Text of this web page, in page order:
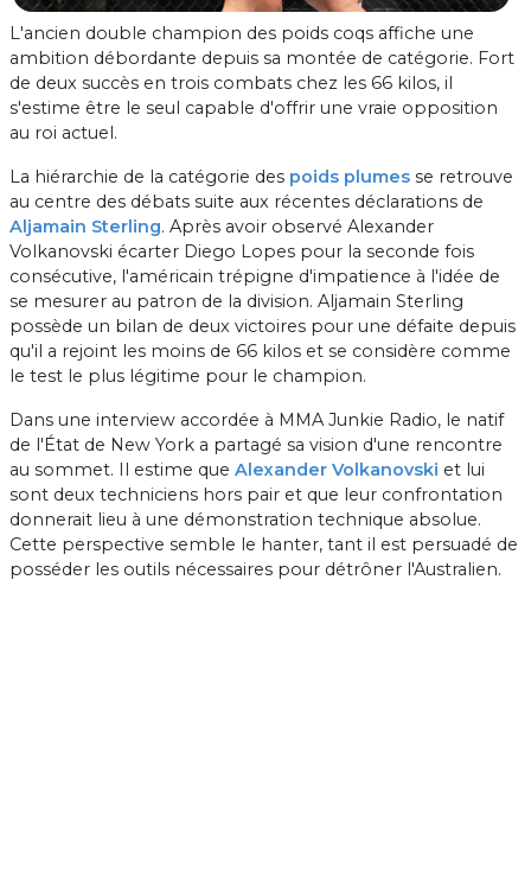
L'ancien double champion des poids coqs affiche une
ambition débordante depuis sa montée de catégorie. Fort
de deux succès en trois combats chez les 66 kilos, il
s'estime être le seul capable d'offrir une vraie opposition
au roi actuel.
La hiérarchie de la catégorie des poids plumes se retrouve
au centre des débats suite aux récentes déclarations de
Aljamain Sterling. Après avoir observé Alexander
Volkanovski écarter Diego Lopes pour la seconde fois
consécutive, l'américain trépigne d'impatience à l'idée de
se mesurer au patron de la division. Aljamain Sterling
possède un bilan de deux victoires pour une défaite depuis
qu'il a rejoint les moins de 66 kilos et se considère comme
le test le plus légitime pour le champion.
Dans une interview accordée à MMA Junkie Radio, le natif
de l'État de New York a partagé sa vision d'une rencontre
au sommet. Il estime que Alexander Volkanovski et lui
sont deux techniciens hors pair et que leur confrontation
donnerait lieu à une démonstration technique absolue.
Cette perspective semble le hanter, tant il est persuadé de
posséder les outils nécessaires pour détrôner l'Australien.